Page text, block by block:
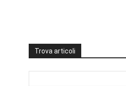
Trova articoli